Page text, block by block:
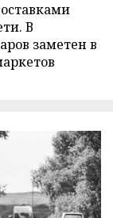
В
заметен в